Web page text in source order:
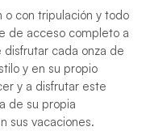
o con tripulación y todo
de acceso completo a
cada onza de
y en su propio
y a disfrutar este
de su propia
sus vacaciones.